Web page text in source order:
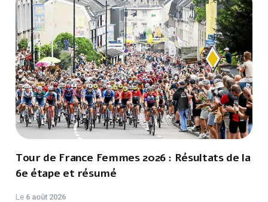
Tour de France Femmes 2026 : Résultats de la
6e étape et résumé
Le 6 août 2026